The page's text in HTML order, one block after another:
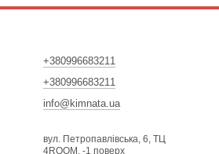
для будь-яких потреб.
до навантажень і механічних
+380996683211
+380996683211
info@kimnata.ua
вул. Петропавлівська, 6, ТЦ
4ROOM, -1 поверх